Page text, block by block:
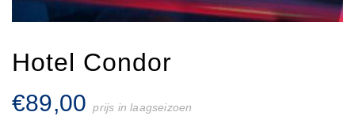
Hotel Condor
€89,00 prijs in laagseizoen